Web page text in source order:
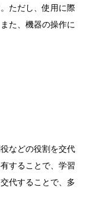
ただし、使用に際
た、機器の操作に
などの役割を交代
することで、学習
代することで、多